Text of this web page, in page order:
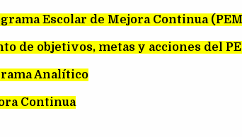
Escolar de Mejora Continua
de objetivos, metas y acciones del
Analítico
Continua